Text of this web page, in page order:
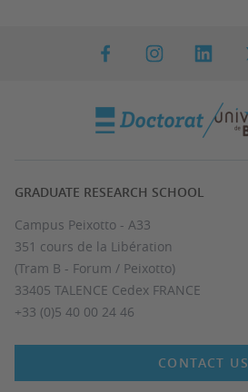
GRADUATE RESEARCH SCHOOL
Campus Peixotto - A33
351 cours de la Libération
(Tram B - Forum / Peixotto)
33405 TALENCE Cedex FRANCE
+33 (0)5 40 00 24 46
CONTACT US